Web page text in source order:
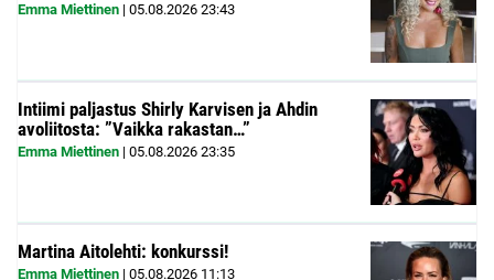
Emma Miettinen | 05.08.2026 23:43
Intiimi paljastus Shirly Karvisen ja Ahdin
avoliitosta: ”Vaikka rakastan…”
Emma Miettinen | 05.08.2026 23:35
Martina Aitolehti: konkurssi!
Emma Miettinen | 05.08.2026 11:13